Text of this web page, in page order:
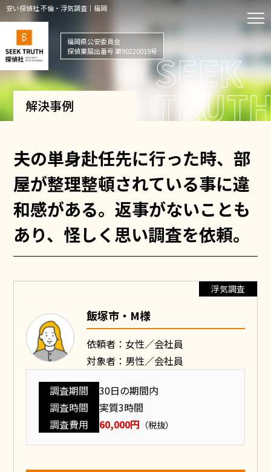
安い探偵社 不倫・浮気調査｜福岡
福岡県公安委員会
探偵業届出番号 第90220015号
解決事例
夫の単身赴任先に行った時、部
屋が整理整頓されている事に違
和感がある。返事がないことも
あり、怪しく思い調査を依頼。
浮気調査
飯塚市・M様
依頼者：女性／会社員
対象者：男性／会社員
調査期間
30日の期間内
調査時間
実質3時間
調査費用
60,000円 （税抜）